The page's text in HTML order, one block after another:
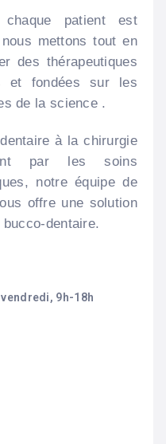
chaque patient est
mettons tout en
des thérapeutiques
et fondées sur les
de la science .
à la chirurgie
par les soins
notre équipe de
offre une solution
dentaire.
9h-18h